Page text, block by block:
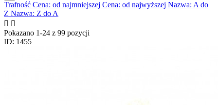
Trafność Cena: od najmniejszej Cena: od najwyższej Nazwa: A do
Z Nazwa: Z do A
 
Pokazano 1-24 z 99 pozycji
ID: 1455